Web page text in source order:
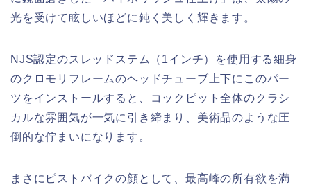
光を受けて眩しいほどに鈍く美しく輝きます。
NJS認定のスレッドステム（1インチ）を使用する細身
のクロモリフレームのヘッドチューブ上下にこのパー
ツをインストールすると、コックピット全体のクラシ
カルな雰囲気が一気に引き締まり、美術品のような圧
倒的な佇まいになります。
まさにピストバイクの顔として、最高峰の所有欲を満